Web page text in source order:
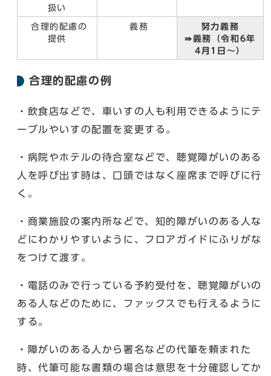
扱い
合理的配慮の
提供
義務
努力義務
⇛義務（令和6年
4月1日〜）
合理的配慮の例
・飲食店などで、車いすの人も利用できるようにテ
ーブルやいすの配置を変更する。
・病院やホテルの待合室などで、聴覚障がいのある
人を呼び出す時は、口頭ではなく座席まで呼びに行
く。
・商業施設の案内所などで、知的障がいのある人な
どにわかりやすいように、フロアガイドにふりがな
をつけて渡す。
・電話のみで行っている予約受付を、聴覚障がいの
ある人などのために、ファックスでも行えるように
する。
・障がいのある人から署名などの代筆を頼まれた
時、代筆可能な書類の場合は意思を十分確認してか